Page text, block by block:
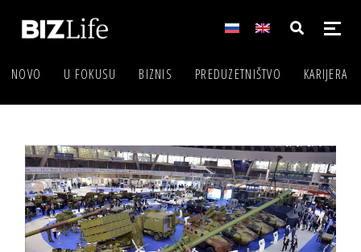
NOVO U FOKUSU BIZNIS PREDUZETNIŠTVO KARIJERA